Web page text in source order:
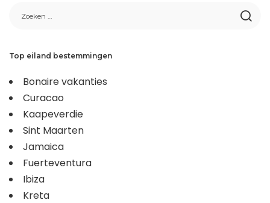
Top eiland bestemmingen
Bonaire vakanties
Curacao
Kaapeverdie
Sint Maarten
Jamaica
Fuerteventura
Ibiza
Kreta